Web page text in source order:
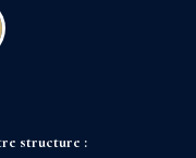
structure :